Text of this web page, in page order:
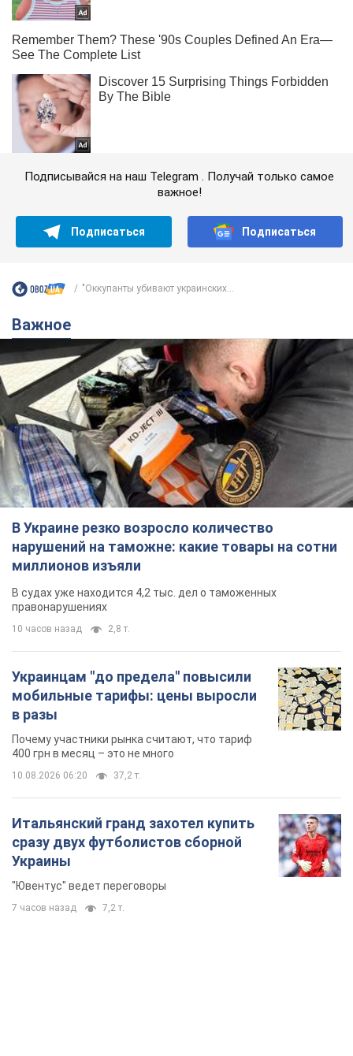
Подписывайся на наш Telegram . Получай только самое
важное!
Подписаться Подписаться
"Оккупанты убивают украинских...
Важное
В Украине резко возросло количество
нарушений на таможне: какие товары на сотни
миллионов изъяли
В судах уже находится 4,2 тыс. дел о таможенных
правонарушениях
10 часов назад 2,8 т.
Украинцам "до предела" повысили
мобильные тарифы: цены выросли
в разы
Почему участники рынка считают, что тариф
400 грн в месяц – это не много
10.08.2026 06:20 37,2 т.
Итальянский гранд захотел купить
сразу двух футболистов сборной
Украины
"Ювентус" ведет переговоры
7 часов назад 7,2 т.